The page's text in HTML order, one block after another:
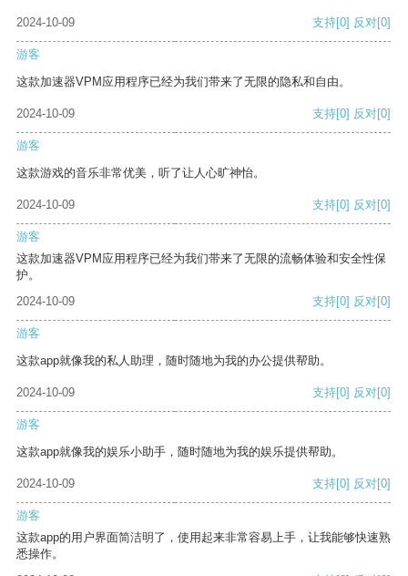
2024-10-09 支持[0] 反对[0]
游客
这款加速器VPM应用程序已经为我们带来了无限的隐私和自由。
2024-10-09 支持[0] 反对[0]
游客
这款游戏的音乐非常优美，听了让人心旷神怡。
2024-10-09 支持[0] 反对[0]
游客
这款加速器VPM应用程序已经为我们带来了无限的流畅体验和安全性保
护。
2024-10-09
支持[0] 反对[0]
游客
这款app就像我的私人助理，随时随地为我的办公提供帮助。
2024-10-09 支持[0] 反对[0]
游客
这款app就像我的娱乐小助手，随时随地为我的娱乐提供帮助。
2024-10-09 支持[0] 反对[0]
游客
这款app的用户界面简洁明了，使用起来非常容易上手，让我能够快速熟
悉操作。